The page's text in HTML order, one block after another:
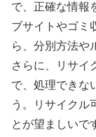
で、正確な情報
ブサイトやゴミ
ら、分別方法や
さらに、リサイ
で、処理できな
う。リサイクル
とが望ましいで